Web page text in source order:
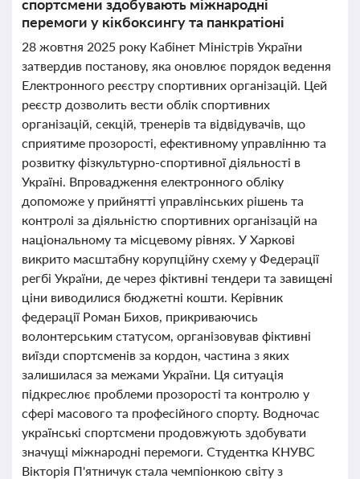
спортсмени здобувають міжнародні
перемоги у кікбоксингу та панкратіоні
28 жовтня 2025 року Кабінет Міністрів України
затвердив постанову, яка оновлює порядок ведення
Електронного реєстру спортивних організацій. Цей
реєстр дозволить вести облік спортивних
організацій, секцій, тренерів та відвідувачів, що
сприятиме прозорості, ефективному управлінню та
розвитку фізкультурно-спортивної діяльності в
Україні. Впровадження електронного обліку
допоможе у прийнятті управлінських рішень та
контролі за діяльністю спортивних організацій на
національному та місцевому рівнях. У Харкові
викрито масштабну корупційну схему у Федерації
регбі України, де через фіктивні тендери та завищені
ціни виводилися бюджетні кошти. Керівник
федерації Роман Бихов, прикриваючись
волонтерським статусом, організовував фіктивні
виїзди спортсменів за кордон, частина з яких
залишилася за межами України. Ця ситуація
підкреслює проблеми прозорості та контролю у
сфері масового та професійного спорту. Водночас
українські спортсмени продовжують здобувати
значущі міжнародні перемоги. Студентка КНУВС
Вікторія П'ятничук стала чемпіонкою світу з